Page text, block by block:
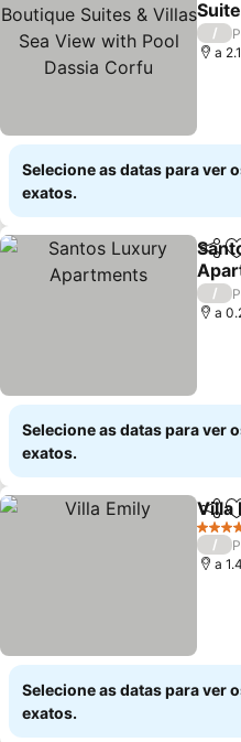
with
Ver
/
a
Selecione as datas para ver
exatos.
Ver
/
a
Selecione as datas para ver
exatos.
Villa
4
/
a
Selecione as datas para ver
exatos.